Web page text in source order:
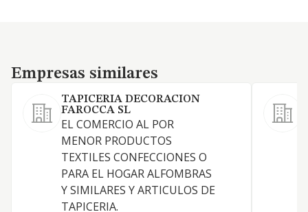
Empresas similares
Empresas similares
TAPICERIA DECORACION
FAROCCA SL
EL COMERCIO AL POR
MENOR PRODUCTOS
TEXTILES CONFECCIONES O
PARA EL HOGAR ALFOMBRAS
Y SIMILARES Y ARTICULOS DE
TAPICERIA.